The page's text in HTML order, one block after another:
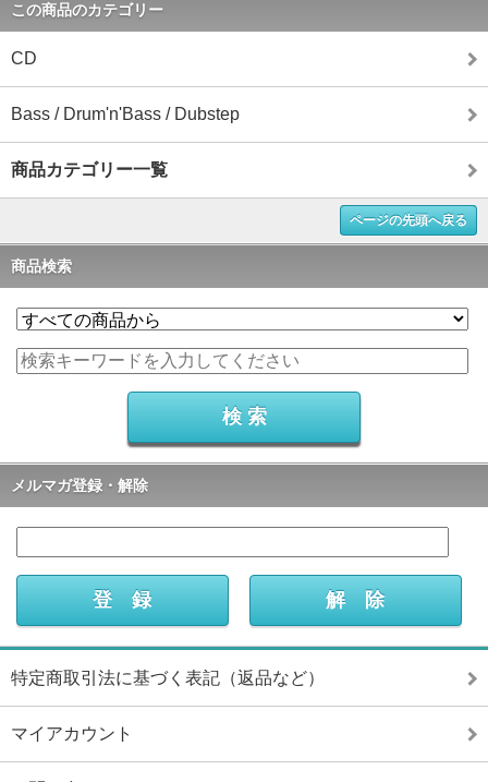
この商品のカテゴリー
CD
Bass / Drum'n'Bass / Dubstep
商品カテゴリー一覧
ページの先頭へ戻る
商品検索
メルマガ登録・解除
特定商取引法に基づく表記（返品など）
マイアカウント